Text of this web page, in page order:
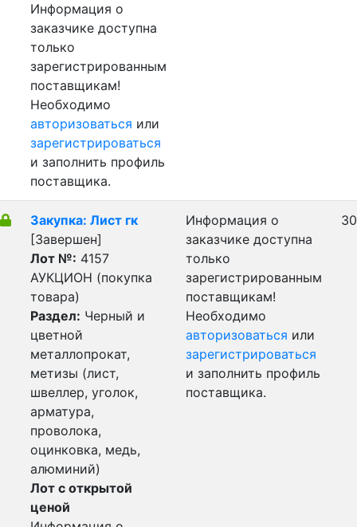
Информация о
заказчике доступна
только
зарегистрированным
поставщикам!
Необходимо
авторизоваться или
зарегистрироваться
и заполнить профиль
поставщика.
Закупка: Лист гк
[Завершен]
Лот №: 4157
АУКЦИОН (покупка
товара)
Раздел: Черный и
цветной
металлопрокат,
метизы (лист,
швеллер, уголок,
арматура,
проволока,
оцинковка, медь,
алюминий)
Лот с открытой
ценой
Информация о
заказчике доступна
только
зарегистрированным
поставщикам!
Необходимо
авторизоваться или
зарегистрироваться
и заполнить профиль
поставщика.